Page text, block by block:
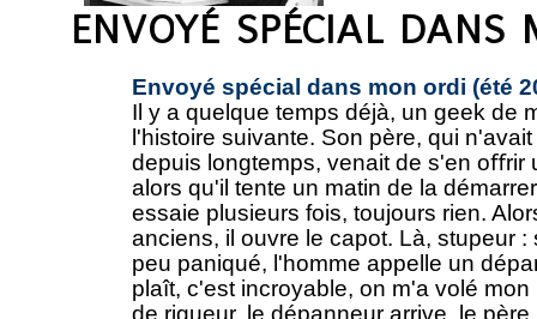
Envoyé spécial dans mon ordi (été
Il y a quelque temps déjà, un geek de
l'histoire suivante. Son père, qui
depuis longtemps, venait de s'en oﬀrir
alors qu'il tente un matin de la
essaie plusieurs fois, toujours rien.
anciens, il ouvre le ca­pot. Là, stupeur
peu paniqué, l'homme appelle un
plaît, c'est incroyable, on m'a volé
de rigueur, le dépanneur arrive, le père